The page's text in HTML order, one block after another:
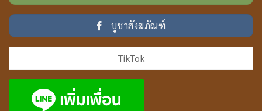
บูชาสังฆภัณฑ์
TikTok